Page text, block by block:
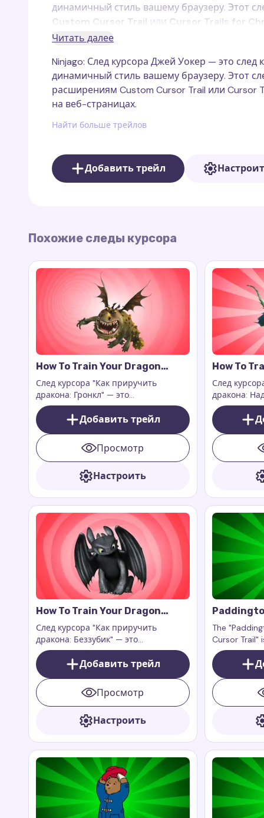
динамичный стиль вашему браузеру. Этот
Custom Cursor Trail или Cursor Trails for
страницах.
Джей Уокер — это мастер молнии и один из
острым умом, чувством юмора и весёлым
команды ниндзя. Джей — источник энергии
боящийся вызовов. Несмотря на свою
преданность и готовность защищать своих
Читать далее
Ninjago: След курсора Джей Уокер — это
динамичный стиль вашему браузеру. Этот
расширениям Custom Cursor Trail или Cursor
на веб-страницах.
Найти больше трейлов
Добавить трейл
Похожие следы курсора
How To Train Your Dragon
Gronckle Cursor Trail
След курсора "Как приручить
дракона: Гронкл" — это
захватывающее и очаровательное
дополнение к вашему цифровому
опыту. Это дополнение к
расширению для браузера Custom
Cursor Trail или Cursor Trails for
Chrome, которое работает
исключительно на веб-страницах.
Добавить трейл
Просмотр
Настроить
How To
Nadder
След
дракона:
цифровому
на ваш
драконов.
How To Train Your Dragon
Toothless Cursor Trail
След курсора "Как приручить
дракона: Беззубик" — это
очаровательное и захватывающее
дополнение к вашему цифровому
опыту, которое приносит на ваш
экран магию, грацию и
приключения с любимым ночным
фурией.
Добавить трейл
Просмотр
Настроить
The
Cursor Trail"
addition to
bringing the
love for
beloved